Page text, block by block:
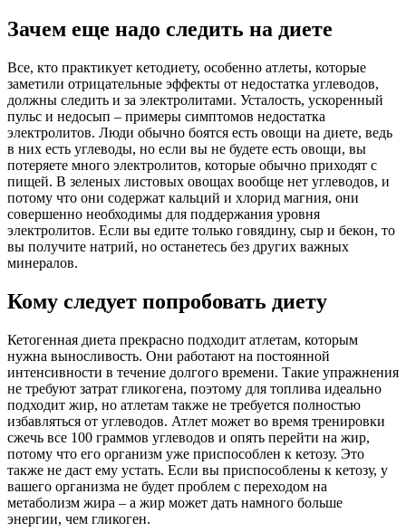
Зачем еще надо следить на диете
Все, кто практикует кетодиету, особенно атлеты, которые
заметили отрицательные эффекты от недостатка углеводов,
должны следить и за электролитами. Усталость, ускоренный
пульс и недосып – примеры симптомов недостатка
электролитов. Люди обычно боятся есть овощи на диете, ведь
в них есть углеводы, но если вы не будете есть овощи, вы
потеряете много электролитов, которые обычно приходят с
пищей. В зеленых листовых овощах вообще нет углеводов, и
потому что они содержат кальций и хлорид магния, они
совершенно необходимы для поддержания уровня
электролитов. Если вы едите только говядину, сыр и бекон, то
вы получите натрий, но останетесь без других важных
минералов.
Кому следует попробовать диету
Кетогенная диета прекрасно подходит атлетам, которым
нужна выносливость. Они работают на постоянной
интенсивности в течение долгого времени. Такие упражнения
не требуют затрат гликогена, поэтому для топлива идеально
подходит жир, но атлетам также не требуется полностью
избавляться от углеводов. Атлет может во время тренировки
сжечь все 100 граммов углеводов и опять перейти на жир,
потому что его организм уже приспособлен к кетозу. Это
также не даст ему устать. Если вы приспособлены к кетозу, у
вашего организма не будет проблем с переходом на
метаболизм жира – а жир может дать намного больше
энергии, чем гликоген.